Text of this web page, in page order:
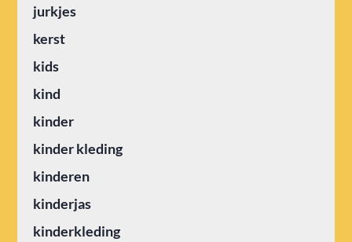
jurkjes
kerst
kids
kind
kinder
kinder kleding
kinderen
kinderjas
kinderkleding